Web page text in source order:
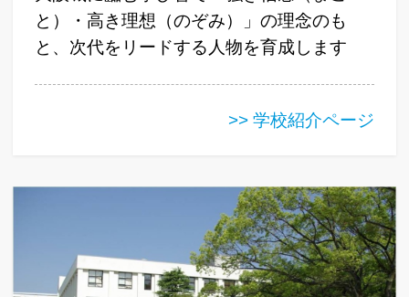
と）・高き理想（のぞみ）」の理念のも
と、次代をリードする人物を育成します
>> 学校紹介ページ